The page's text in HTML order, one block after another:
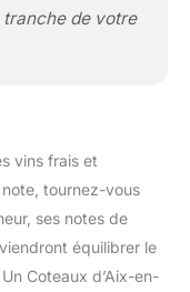
de votre
vins frais et
tournez-vous
ses notes de
équilibrer le
Coteaux d’Aix-en-